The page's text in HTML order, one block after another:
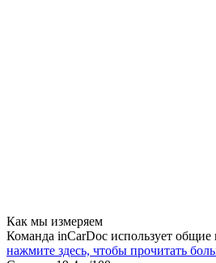
Как мы измеряем
Команда inCarDoc использует
нажмите здесь, чтобы прочитать